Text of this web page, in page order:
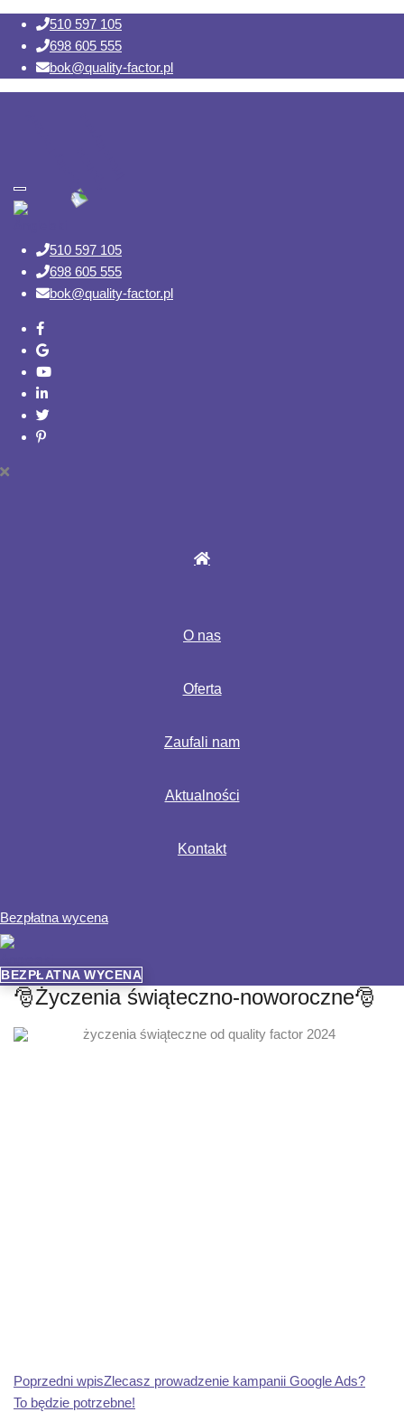
510 597 105
698 605 555
bok@quality-factor.pl
Toggle navigation
510 597 105
698 605 555
bok@quality-factor.pl
O nas
Oferta
Zaufali nam
Aktualności
Kontakt
Bezpłatna wycena
BEZPŁATNA WYCENA
🎅Życzenia świąteczno-noworoczne🎅
Poprzedni wpisPoprzedni wpis:
Zlecasz prowadzenie kampanii Google Ads?
To będzie potrzebne!